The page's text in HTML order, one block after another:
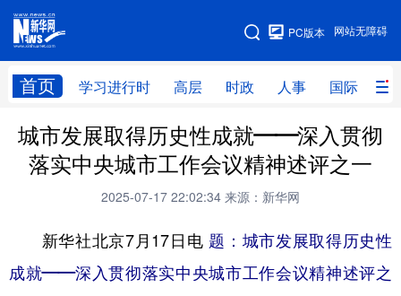
网站无障碍
PC版本
首页 学习进行时 高层 时政 人事 国际 财
网站地图
学习进行时 高层 时政 人事
国际 财经 网评 港澳
科技 科创 量子 体育
书画 军事
城市发展取得历史性成就——深入贯彻
落实中央城市工作会议精神述评之一
2025-07-17 22:02:34 来源：新华网
新华社北京7月17日电 题：城市发展取得历史性
成就——深入贯彻落实中央城市工作会议精神述评之